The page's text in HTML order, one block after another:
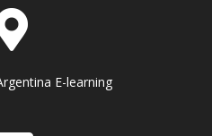
E-learning